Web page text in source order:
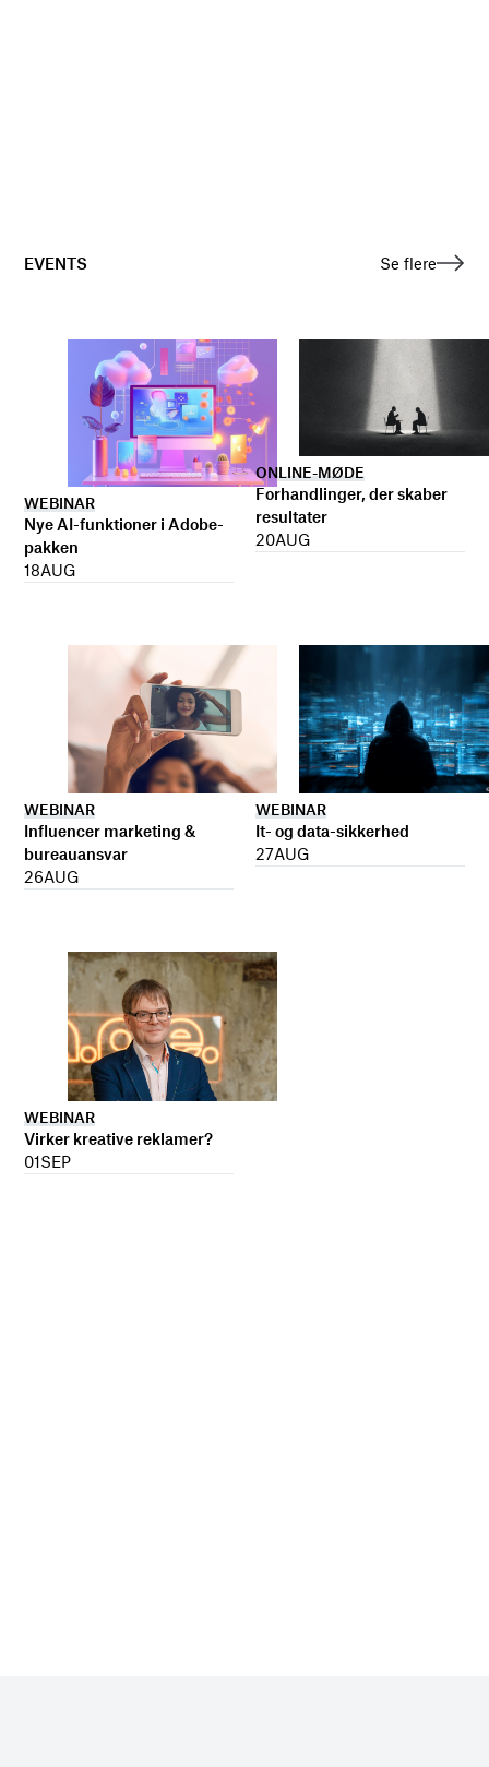
EVENTS Se flere
WEBINAR
Nye AI-funktioner i Adobe-
pakken
18AUG
ONLINE-MØDE
Forhandlinger, der skaber
resultater
20AUG
WEBINAR
Influencer marketing &
bureauansvar
26AUG
WEBINAR
It- og data-sikkerhed
27AUG
WEBINAR
Virker kreative reklamer?
01SEP